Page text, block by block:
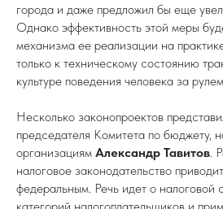
города и даже предложил бы еще
Однако эффективность этой меры
механизма ее реализации на
только к техническому состоянию
культуре поведения человека за
Несколько законопроектов
председателя Комитета по бюджету,
организациям Александр Тавитов.
налоговое законодательство
федеральным. Речь идет о налоговой